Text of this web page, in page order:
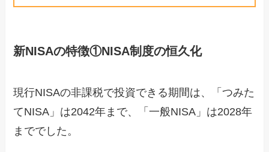
新NISAの特徴①NISA制度の恒久化
現行NISAの非課税で投資できる期間は、「つみた
てNISA」は2042年まで、「一般NISA」は2028年
まででした。